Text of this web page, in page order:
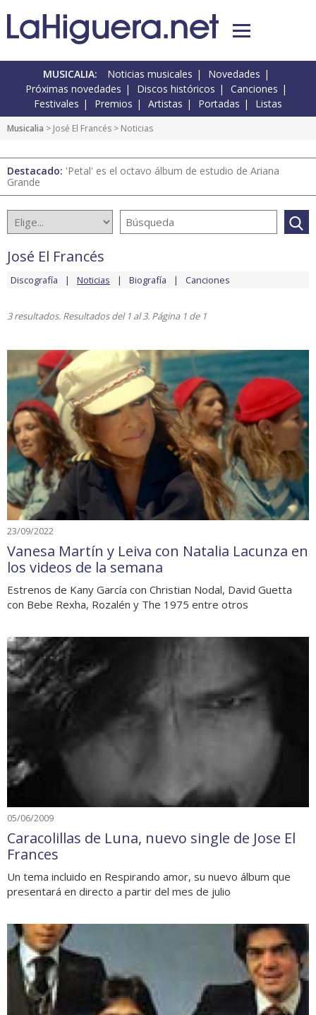
MUSICALIA: Noticias musicales
Novedades
Próximas novedades
Discos históricos
Canciones
Festivales
Premios Artistas Portadas Listas
Musicalia > José El Francés > Noticias
Destacado: 'Petal' es el octavo álbum de estudio de Ariana
Grande
José El Francés
Discografía Noticias Biografía Canciones
3 resultados. Resultados del 1 al 3. Página 1 de 1
23/09/2022
Vanesa Martín y Leiva con Natalia Lacunza en
los videos de la semana
Estrenos de Kany García con Christian Nodal, David Guetta
con Bebe Rexha, Rozalén y The 1975 entre otros
05/06/2009
Caracolillas de Luna, nuevo single de Jose El
Frances
Un tema incluido en Respirando amor, su nuevo álbum que
presentará en directo a partir del mes de julio